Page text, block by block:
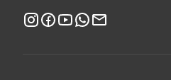
Instagram
Facebook
YouTubeWhatsApp